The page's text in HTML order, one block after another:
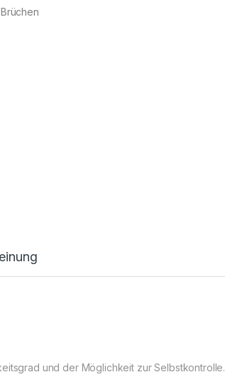
und der Möglichkeit zur Selbstkontrolle.